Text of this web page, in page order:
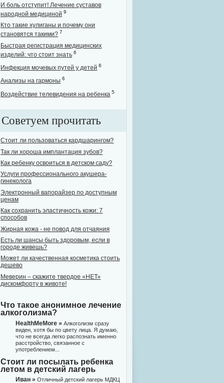
И боль отступит! Лечение суставов
народной медициной 9
Кто такие хулиганы и почему они
становятся такими? 7
Быстрая регистрация медицинских
изделий: что стоит знать 6
Инфекция мочевых путей у детей 6
Анализы на гармоны 6
Воздействие телевидения на ребенка 5
Советуем прочитать
Стоит ли пользоваться кардшарингом?
Так ли хороша имплантация зубов?
Как ребенку освоиться в детском саду?
Услуги профессионального акушера-
гинеколога
Электронный вапорайзер по доступным
ценам
Как сохранить эластичность кожи: 7
способов
Жирная кожа - не повод для отчаяния
Есть ли шансы быть здоровым, если в
городе живешь?
Может ли качественная косметика стоить
дешево
Меверин – скажите твердое «НЕТ»
дискомфорту в животе!
Что такое анонимное лечение
алкоголизма?
HealthMeMore » Алкоголизм сразу
виден, хотя бы по цвету лица. Я думаю,
что не всегда легко распознать именно
расстройство, связанное с
употреблением...
Стоит ли посылать ребенка
летом в детский лагерь
Иван » Отличный детский лагерь МДКЦ